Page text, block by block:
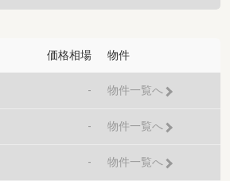
価格相場 物件
- 物件一覧へ
- 物件一覧へ
- 物件一覧へ